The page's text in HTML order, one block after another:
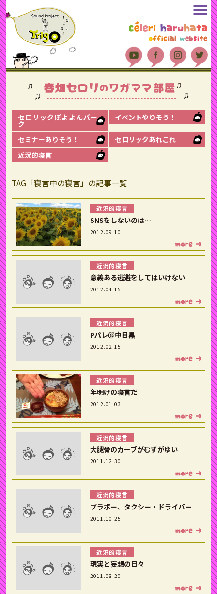
セロリックぽよよんパー
ク
イベントやりそう！
セミナーありそう！
セロリックあれこれ
近況的寝言
TAG「寝言中の寝言」の記事一覧
近況的寝言
SNSをしないのは…
2012.09.10
近況的寝言
意義ある逃避をしてはいけない
2012.04.15
近況的寝言
Pパレ＠中目黒
2012.02.15
近況的寝言
年明けの寝言だ
2012.01.03
近況的寝言
大腿骨のカーブがむずがゆい
2011.12.30
近況的寝言
ブラボー、タクシー・ドライバー
2011.10.25
近況的寝言
現実と妄想の日々
2011.08.20